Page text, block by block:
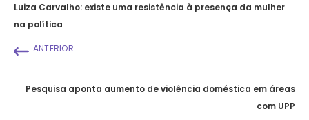
Luiza Carvalho: existe uma resistência à presença da mulher
na política
ANTERIOR
Pesquisa aponta aumento de violência doméstica em áreas
com UPP